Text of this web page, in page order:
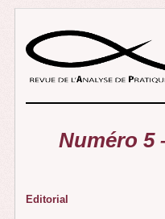
Numéro 5
Editorial